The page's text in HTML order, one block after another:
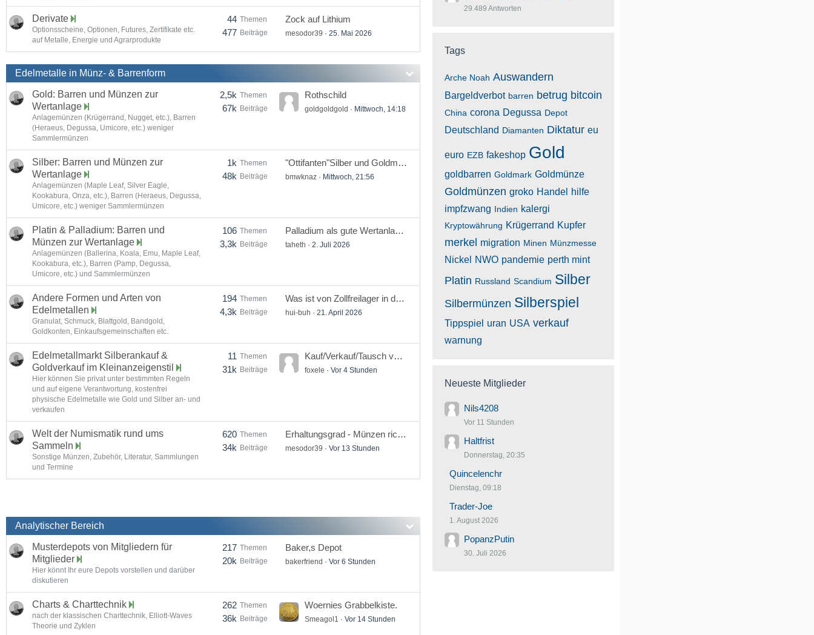
Derivate
Optionsscheine, Optionen, Futures, Zertifikate etc.
auf Metalle, Energie und Agrarprodukte
Themen
44
Beiträge
477
Zock auf Lithium
mesodor39 25. Mai 2026
Edelmetalle in Münz- & Barrenform
Gold: Barren und Münzen zur
Wertanlage
Anlagemünzen (Krügerrand, Nugget, etc.), Barren
(Heraeus, Degussa, Umicore, etc.) weniger
Sammlermünzen
Themen
2,5k
Beiträge
67k
Rothschild
goldgoldgold Mittwoch, 14:18
Silber: Barren und Münzen zur
Wertanlage
Anlagemünzen (Maple Leaf, Silver Eagle,
Kookabura, Onza, etc.), Barren (Heraeus, Degussa,
Umicore, etc.) weniger Sammlermünzen
Themen
1k
Beiträge
48k
"Ottifanten"Silber und Goldmünze Serie Die Zeit vergeht-Die Liebe bleibt
bmwknaz Mittwoch, 21:56
Platin & Palladium: Barren und
Münzen zur Wertanlage
Anlagemünzen (Ballerina, Koala, Emu, Maple Leaf,
Kookabura, etc.), Barren (Pamp, Degussa,
Umicore, etc.) und Sammlermünzen
Themen
106
Beiträge
3,3k
Palladium als gute Wertanlage?!
taheth 2. Juli 2026
Andere Formen und Arten von
Edelmetallen
Granulat, Schmuck, Blattgold, Bandgold,
Goldkonten, Einkaufsgemeinschaften etc.
Themen
194
Beiträge
4,3k
Was ist von Zollfreilager in der Schweiz zu halten und welche Anbieter sind seriös?
hui-buh 21. April 2026
Edelmetallmarkt Silberankauf &
Goldverkauf im Kleinanzeigenstil
Hier können Sie privat unter bestimmten Regeln
und auf eigene Verantwortung, kostenfrei
physische Edelmetalle wie Gold und Silber an- und
verkaufen
Themen
11
Beiträge
31k
Kauf/Verkauf/Tausch von 5/10/20/25 Euro/DM-Silbermünzen
foxele Vor 4 Stunden
Welt der Numismatik rund ums
Sammeln
Sonstige Münzen, Zubehör, Literatur, Sammlungen
und Termine
Themen
620
Beiträge
34k
Erhaltungsgrad - Münzen richtig beurteilen
mesodor39 Vor 13 Stunden
Analytischer Bereich
Musterdepots von Mitgliedern für
Mitglieder
Hier könnt Ihr eure Depots vorstellen und darüber
diskutieren
Themen
217
Beiträge
20k
Baker,s Depot
bakerfriend Vor 6 Stunden
Charts & Charttechnik
nach der klassischen Charttechnik, Elliott-Waves
Theorie und Zyklen
Themen
262
Beiträge
36k
Woernies Grabbelkiste.
Smeagol1 Vor 14 Stunden
29.489 Antworten
Tags
Arche Noah Auswandern
Bargeldverbot barren betrug bitcoin
China corona Degussa Depot
Deutschland Diamanten Diktatur eu
euro EZB fakeshop Gold
goldbarren Goldmark Goldmünze
Goldmünzen groko Handel
hilfe
impfzwang Indien kalergi
Kryptowährung Krügerrand Kupfer
merkel migration Minen Münzmesse
Nickel NWO pandemie perth mint
Platin Russland Scandium Silber
Silbermünzen Silberspiel
Tippspiel uran USA verkauf
warnung
Neueste Mitglieder
Nils4208
Vor 11 Stunden
Haltfrist
Donnerstag, 20:35
Quincelenchr
Dienstag, 09:18
Trader-Joe
1. August 2026
PopanzPutin
30. Juli 2026